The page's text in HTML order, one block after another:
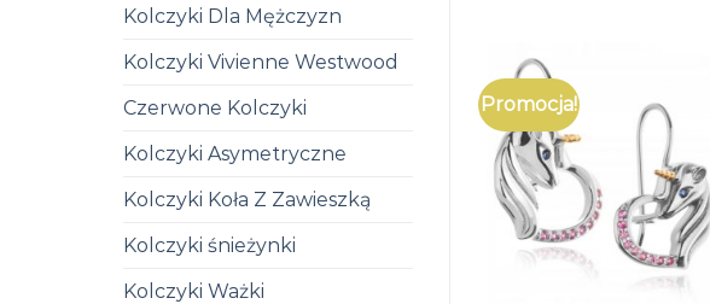
Kolczyki Dla Mężczyzn
Kolczyki Vivienne Westwood
Czerwone Kolczyki
Kolczyki Asymetryczne
Kolczyki Koła Z Zawieszką
Kolczyki śnieżynki
Kolczyki Ważki
Promocja!